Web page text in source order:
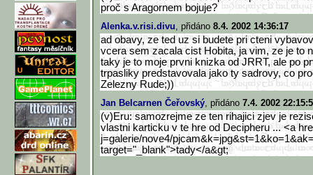
proč s Aragornem bojuje?
Alenka.v.risi.divu, přidáno 8.4. 2002 14:36:17
ad obavy, ze ted uz si budete pri cteni
vcera sem zacala cist Hobita, ja vim, ze je to
taky je to moje prvni knizka od JRRT, ale po
trpasliky predstavovala jako ty sadrovy, co
Zelezny Rude;))
Jan Belcarnen Čeřovský, přidáno 7.4. 2002
(v)Eru: samozrejme ze ten rihajici zjev je
vlastni karticku v te hre od Decipheru ... <a
j=galerie/nove4/
target="_blank">tady</a&gt;